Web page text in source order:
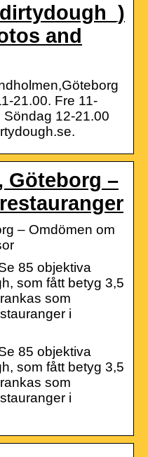
and
21.00. Fre 11-
12-21.00
Göteborg –
– Omdömen om
85 objektiva
som fått betyg 3,5
som
i
85 objektiva
som fått betyg 3,5
som
i